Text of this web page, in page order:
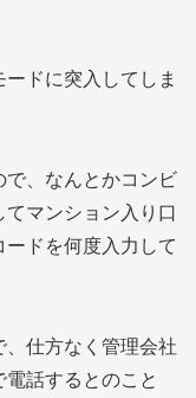
ドに突入してしま
で、なんとかコンビ
マンション入り口
ドを何度入力して
仕方なく管理会社
話するとのこと